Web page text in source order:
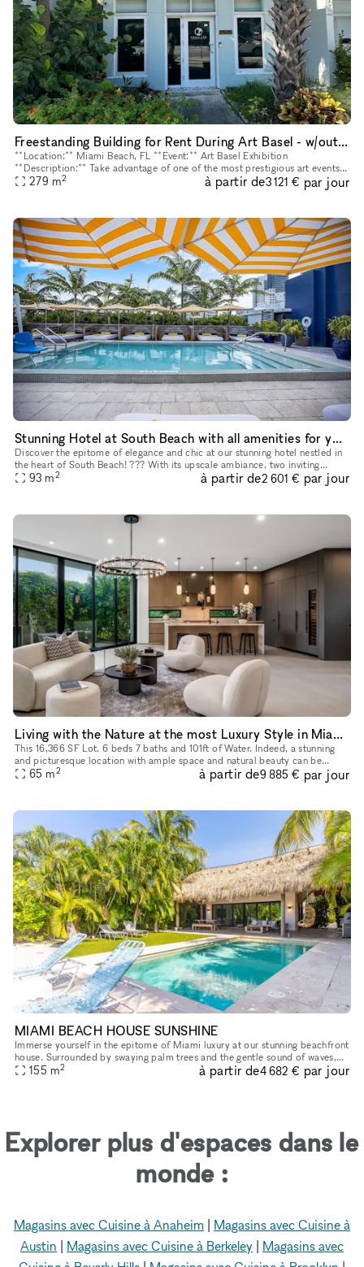
Freestanding Building for Rent During Art Basel - w/outdoor
**Location:** Miami Beach, FL **Event:** Art Basel Exhibition
**Description:** Take advantage of one of the most prestigious art events
in the world with this exclusive freestanding building availa
279 m2 à partir de3 121 € par jour
Stunning Hotel at South Beach with all amenities for your event
Discover the epitome of elegance and chic at our stunning hotel nestled in
the heart of South Beach! ??? With its upscale ambiance, two inviting
pools, and a breathtaking rooftop area, you're in for
93 m2 à partir de2 601 € par jour
Living with the Nature at the most Luxury Style in Miami Beach
This 16,366 SF Lot. 6 beds 7 baths and 101ft of Water. Indeed, a stunning
and picturesque location with ample space and natural beauty can be
perfect for photoshoots and movie productions. Miami B
65 m2 à partir de9 885 € par jour
MIAMI BEACH HOUSE SUNSHINE
Immerse yourself in the epitome of Miami luxury at our stunning beachfront
house. Surrounded by swaying palm trees and the gentle sound of waves,
this exclusive venue offers an unforgettable backdrop
155 m2 à partir de4 682 € par jour
Explorer plus d'espaces dans le
monde :
Magasins avec Cuisine à Anaheim | Magasins avec Cuisine à
Austin | Magasins avec Cuisine à Berkeley | Magasins avec